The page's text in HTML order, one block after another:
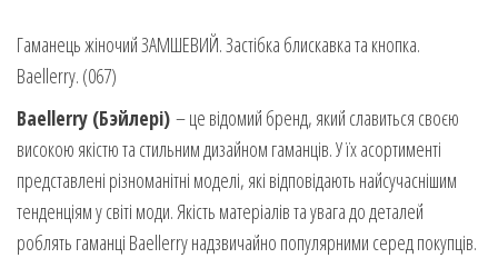
Гаманець жіночий ЗАМШЕВИЙ. Застібка блискавка та кнопка.
Baellerry. (067)
Baellerry (Бэйлері) – це відомий бренд, який славиться своєю
високою якістю та стильним дизайном гаманців. У їх асортименті
представлені різноманітні моделі, які відповідають найсучаснішим
тенденціям у світі моди. Якість матеріалів та увага до деталей
роблять гаманці Baellerry надзвичайно популярними серед покупців.